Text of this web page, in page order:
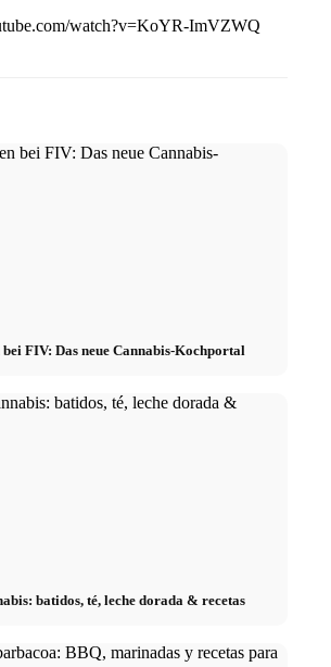
watch?v=KoYR-ImVZWQ
FIV: Das neue Cannabis-Kochportal
batidos, té, leche dorada & recetas